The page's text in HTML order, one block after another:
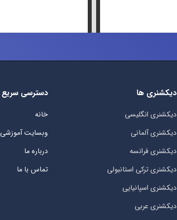
دیکشنری ها
دیکشنری انگلیسی
دیکشنری آلمانی
دیکشنری فرانسه
دیکشنری ترکی استانبولی
دیکشنری اسپانیایی
دیکشنری عربی
دسترسی سریع
خانه
وبسایت آموزشی
درباره ما
تماس با ما